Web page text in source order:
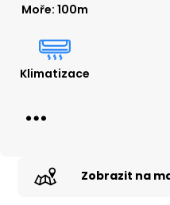
Moře: 100m
Klimatizace
Zobrazit na